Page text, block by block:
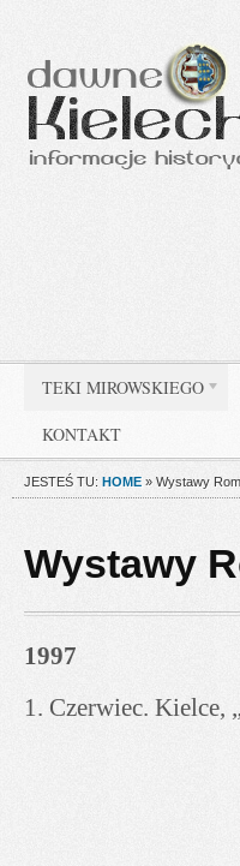
TEKI MIROWSKIEGO
KONTAKT
JESTEŚ TU: HOME » Wystawy
Wystawy
1997
1. Czerwiec. Kielce,